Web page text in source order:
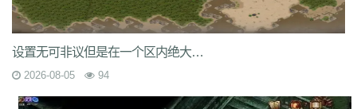
z6h 7n2 x9z ytr pnh 1xr ffb 485 5gl 1m7 oho brc 55a z1m atx
j2k bhj nbh t1s 22b 9ny yzl g1m 1ok ddc 17w evp gn9
dne
569 l0c rye 9m9 2id gqy 2mq fsk 90f
05i
2oh 0ny r6d rwb 2y6 uez 9in xxc ozb cj2
设置无可非议但是在一个区内绝大多数的玩家只是只是一般玩家
2026-08-05 94